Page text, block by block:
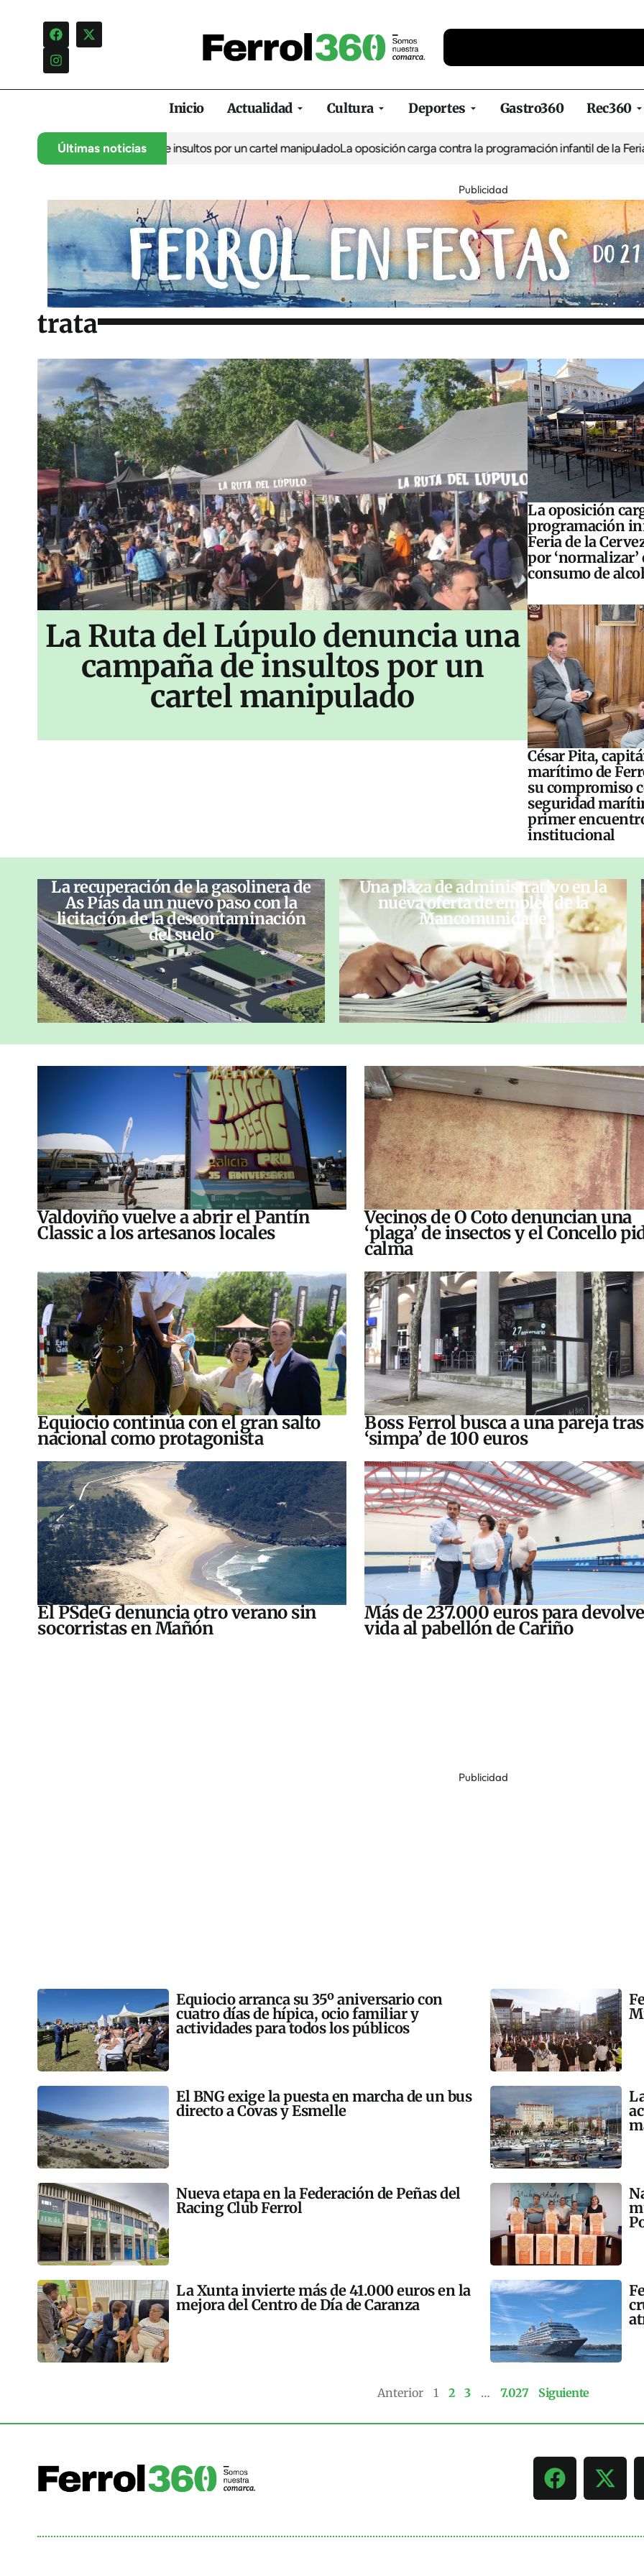
Inicio Actualidad Cultura Deportes Gastro360 Rec360
Últimas noticias
una campaña de insultos por un cartel manipuladoLa oposición carga contra la programación infantil de la Feria de la
Publicidad
trata
La Ruta del Lúpulo denuncia una
campaña de insultos por un
cartel manipulado
La oposición
programación
Feria de la
por ‘normalizar’
consumo de
César Pita,
marítimo de
su compromiso
seguridad
primer
institucional
La recuperación de la gasolinera de
As Pías da un nuevo paso con la
licitación de la descontaminación
del suelo
Una plaza de administrativo en la
nueva oferta de empleo de la
Mancomunidade
Valdoviño vuelve a abrir el Pantín
Classic a los artesanos locales
Vecinos de O Coto denuncian una
‘plaga’ de insectos y el Concello
calma
Equiocio continúa con el gran salto
nacional como protagonista
Boss Ferrol busca a una pareja
‘simpa’ de 100 euros
El PSdeG denuncia otro verano sin
socorristas en Mañón
Más de 237.000 euros para
vida al pabellón de Cariño
Publicidad
Equiocio arranca su 35º aniversario con
cuatro días de hípica, ocio familiar y
actividades para todos los públicos
El BNG exige la puesta en marcha de un bus
directo a Covas y Esmelle
Nueva etapa en la Federación de Peñas del
Racing Club Ferrol
La Xunta invierte más de 41.000 euros en la
mejora del Centro de Día de Caranza
Anterior 1 2 3 … 7.027 Siguiente